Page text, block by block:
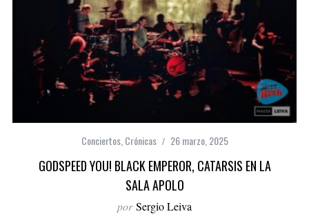
Conciertos, Crónicas 26 marzo, 2025
GODSPEED YOU! BLACK EMPEROR, CATARSIS EN LA
SALA APOLO
por Sergio Leiva